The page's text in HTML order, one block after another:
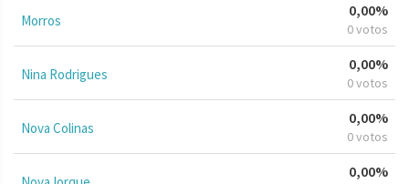
Morros
0,00%
0 votos
Nina Rodrigues
0,00%
0 votos
Nova Colinas
0,00%
0 votos
0,00%